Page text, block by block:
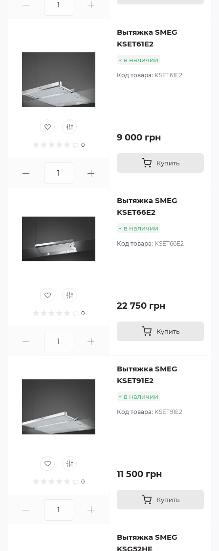
0
Вытяжка SMEG
KSET61E2
в наличии
Код товара: KSET61E2
9 000 грн
Купить
0
Вытяжка SMEG
KSET66E2
в наличии
Код товара: KSET66E2
22 750 грн
Купить
0
Вытяжка SMEG
KSET91E2
в наличии
Код товара: KSET91E2
11 500 грн
Купить
Вытяжка SMEG
KSG52HE